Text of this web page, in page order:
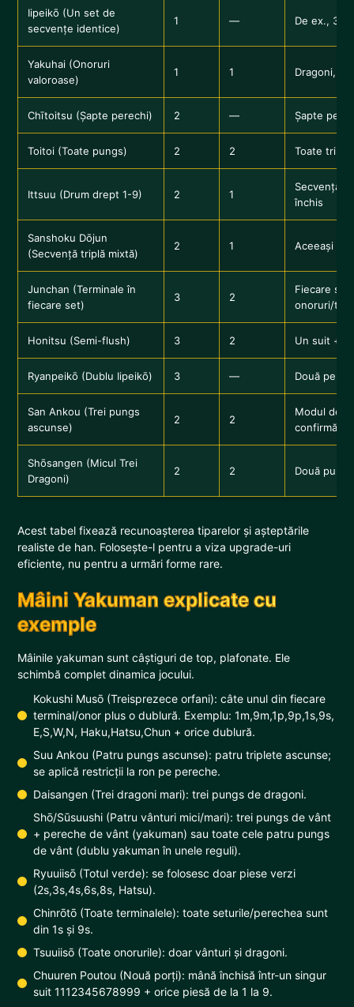
Iipeikō (Un set de
secvențe identice)
1 — De ex., 3-
Yakuhai (Onoruri
valoroase)
1 1 Dragoni,
Chītoitsu (Șapte perechi) 2 — Șapte
Toitoi (Toate pungs) 2 2 Toate
Ittsuu (Drum drept 1-9) 2 1
Secvență
închis
Sanshoku Dōjun
(Secvență triplă mixtă)
2 1 Aceeași
Junchan (Terminale în
fiecare set)
3 2
Fiecare set
onoruri/
Honitsu (Semi-flush) 3 2 Un suit +
Ryanpeikō (Dublu Iipeikō) 3 — Două
San Ankou (Trei pungs
ascunse)
2 2
Modul de
confirmă
Shōsangen (Micul Trei
Dragoni)
2 2 Două
Acest tabel fixează recunoașterea tiparelor și așteptările
realiste de han. Folosește-l pentru a viza upgrade-uri
eficiente, nu pentru a urmări forme rare.
Mâini Yakuman explicate cu
exemple
Mâinile yakuman sunt câștiguri de top, plafonate. Ele
schimbă complet dinamica jocului.
Kokushi Musō (Treisprezece orfani): câte unul din fiecare
terminal/onor plus o dublură. Exemplu: 1m,9m,1p,9p,1s,9s,
E,S,W,N, Haku,Hatsu,Chun + orice dublură.
Suu Ankou (Patru pungs ascunse): patru triplete ascunse;
se aplică restricții la ron pe pereche.
Daisangen (Trei dragoni mari): trei pungs de dragoni.
Shō/Sūsuushi (Patru vânturi mici/mari): trei pungs de vânt
+ pereche de vânt (yakuman) sau toate cele patru pungs
de vânt (dublu yakuman în unele reguli).
Ryuuiisō (Totul verde): se folosesc doar piese verzi
(2s,3s,4s,6s,8s, Hatsu).
Chinrōtō (Toate terminalele): toate seturile/perechea sunt
din 1s și 9s.
Tsuuiisō (Toate onorurile): doar vânturi și dragoni.
Chuuren Poutou (Nouă porți): mână închisă într-un singur
suit 1112345678999 + orice piesă de la 1 la 9.